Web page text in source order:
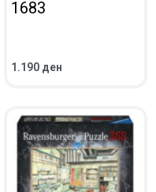
1683
1.190 ден
ВО КОШНИЧКА